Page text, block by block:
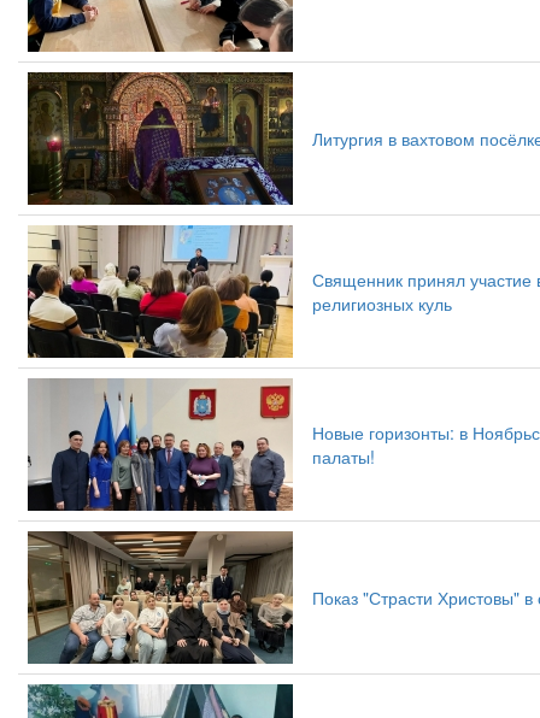
Литургия в вахтовом
Священник принял
религиозных куль
Новые горизонты: в
палаты!
Показ "Страсти Христовы"